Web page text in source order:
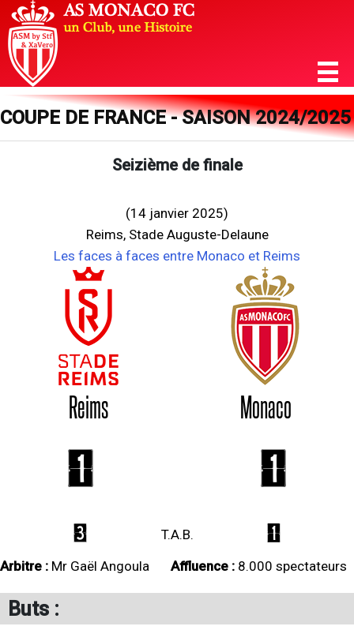
COUPE DE FRANCE - SAISON 2024/2025
Seizième de finale
(14 janvier 2025)
Reims, Stade Auguste-Delaune
Les faces à faces entre Monaco et Reims
Reims Monaco
1 1
3 T.A.B. 1
Arbitre : Mr Gaël Angoula Affluence : 8.000 spectateurs
Buts :